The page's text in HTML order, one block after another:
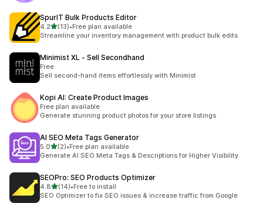
SpurIT Bulk Products Editor
4.25つ星中
(13)
合計レビュー数：13件
•Free plan available
Streamline your inventory management with product bulk edits
Minimist XL ‑ Sell Secondhand
Free
Sell second-hand items effortlessly with Minimist
Kopi AI: Create Product Images
Free plan available
Generate stunning product photos for your store listings
AI SEO Meta Tags Generator
5.05つ星中
(2)
合計レビュー数：2件
•Free plan available
Generate AI SEO Meta Tags & Descriptions for Higher Visibility
SEOPro: SEO Products Optimizer
4.85つ星中
(14)
合計レビュー数：14件
•Free to install
SEO Optimizer to fix SEO issues & increase traffic from Google